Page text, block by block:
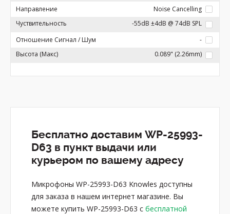
Направление
Noise Cancelling
Чуствительность
-55dB ±4dB @ 74dB SPL
Отношение Сигнал / Шум
-
Высота (Макс)
0.089" (2.26mm)
Бесплатно доставим WP-25993-
D63 в пункт выдачи или
курьером по вашему адресу
Микрофоны WP-25993-D63 Knowles доступны
для заказа в нашем интернет магазине. Вы
можете купить WP-25993-D63 с бесплатной